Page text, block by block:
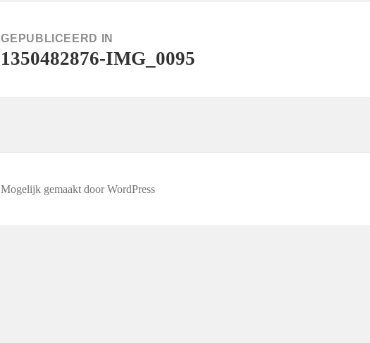
GEPUBLICEERD IN
1350482876-IMG_0095
Mogelijk gemaakt door WordPress